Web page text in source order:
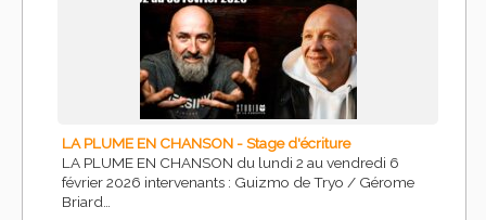
LA PLUME EN CHANSON - Stage d'écriture
LA PLUME EN CHANSON du lundi 2 au vendredi 6
février 2026 intervenants : Guizmo de Tryo / Gérome
Briard…